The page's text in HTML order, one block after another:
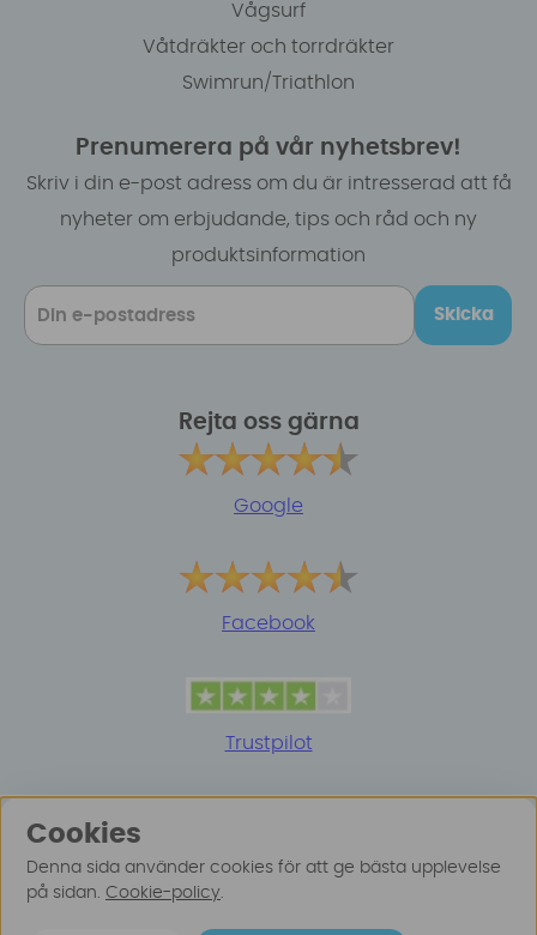
Vågsurf
Våtdräkter och torrdräkter
Swimrun/Triathlon
Prenumerera på vår nyhetsbrev!
Skriv i din e-post adress om du är intresserad att få
nyheter om erbjudande, tips och råd och ny
produktsinformation
Skicka
Rejta oss gärna
Google
Facebook
Trustpilot
Cookies
Denna sida använder cookies för att ge bästa upplevelse
på sidan. Cookie-policy.